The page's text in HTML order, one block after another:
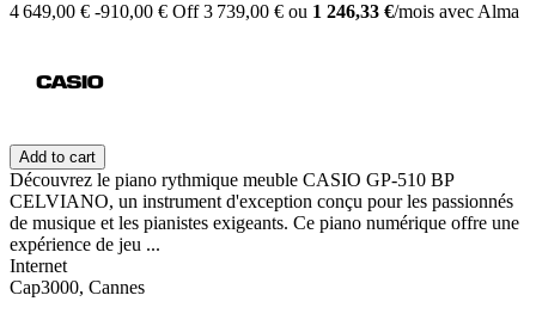
4 649,00 € -910,00 € Off 3 739,00 € ou 1 246,33 €/mois avecAlma
Add to cart
Découvrez le piano rythmique meuble CASIO GP-510 BP
CELVIANO, un instrument d'exception conçu pour les passionnés
de musique et les pianistes exigeants. Ce piano numérique offre une
expérience de jeu ...
Internet
Cap3000, Cannes